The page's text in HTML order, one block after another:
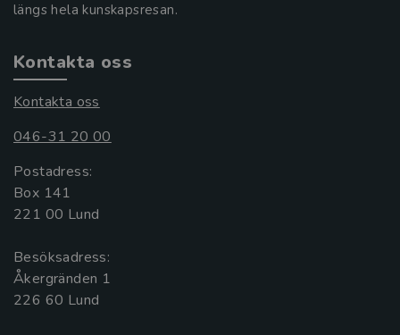
längs hela kunskapsresan.
Kontakta oss
Kontakta oss
046-31 20 00
Postadress:
Box 141
221 00 Lund
Besöksadress:
Åkergränden 1